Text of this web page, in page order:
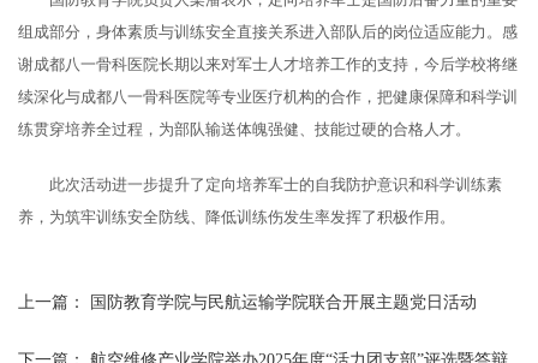
组成部分，身体素质与训练安全直接关系进入部队后的岗位适应能力。感
谢成都八一骨科医院长期以来对军士人才培养工作的支持，今后学校将继
续深化与成都八一骨科医院等专业医疗机构的合作，把健康保障和科学训
练贯穿培养全过程，为部队输送体魄强健、技能过硬的合格人才。
此次活动进一步提升了定向培养军士的自我防护意识和科学训练素
养，为筑牢训练安全防线、降低训练伤发生率发挥了积极作用。
上一篇： 国防教育学院与民航运输学院联合开展主题党日活动
下一篇： 航空维修产业学院举办2025年度“活力团支部”评选暨答辩